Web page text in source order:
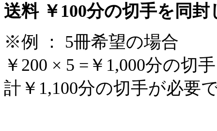
送料 ￥100分の切手を同
※例 ： 5冊希望の場合
￥200 × 5 =￥1,000分の切
計￥1,100分の切手が必要